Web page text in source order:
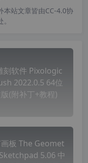
本站文章皆由CC-4.0协
刻软件 Pixologic
2022.0.5 64位
(附补丁+教程)
画板 The Geomet
5.06 中